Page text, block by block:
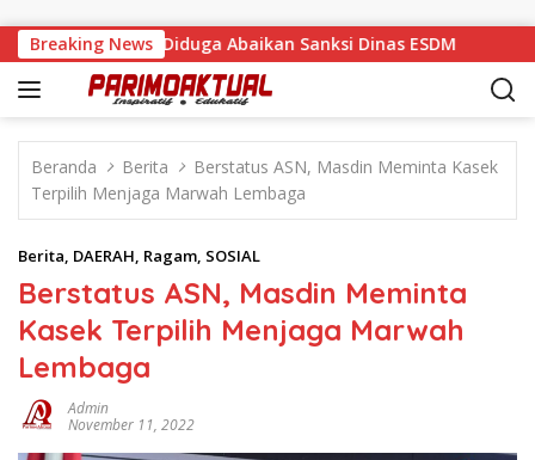
Breaking News
Bebas, Diduga Abaikan Sanksi Dinas ESDM
Beranda Berita
Berstatus ASN, Masdin Meminta Kasek
Terpilih Menjaga Marwah Lembaga
Berita, DAERAH, Ragam, SOSIAL
Berstatus ASN, Masdin Meminta
Kasek Terpilih Menjaga Marwah
Lembaga
Admin
November 11, 2022